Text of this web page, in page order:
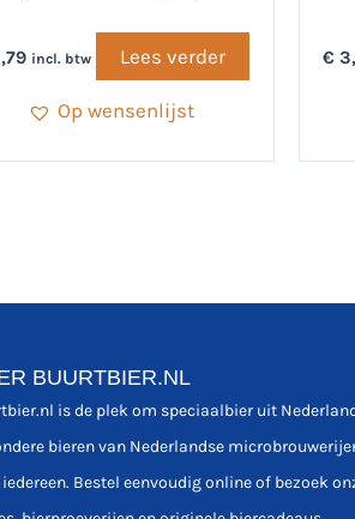
incl. btw Lees verder
Op wensenlijst
€
BUURTBIER.NL
is de plek om speciaalbier uit
bieren van Nederlandse
Bestel eenvoudig online of bezoek